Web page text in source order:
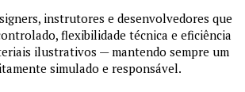
instrutores e desenvolvedores que
flexibilidade técnica e eficiência
ilustrativos — mantendo sempre um
simulado e responsável.